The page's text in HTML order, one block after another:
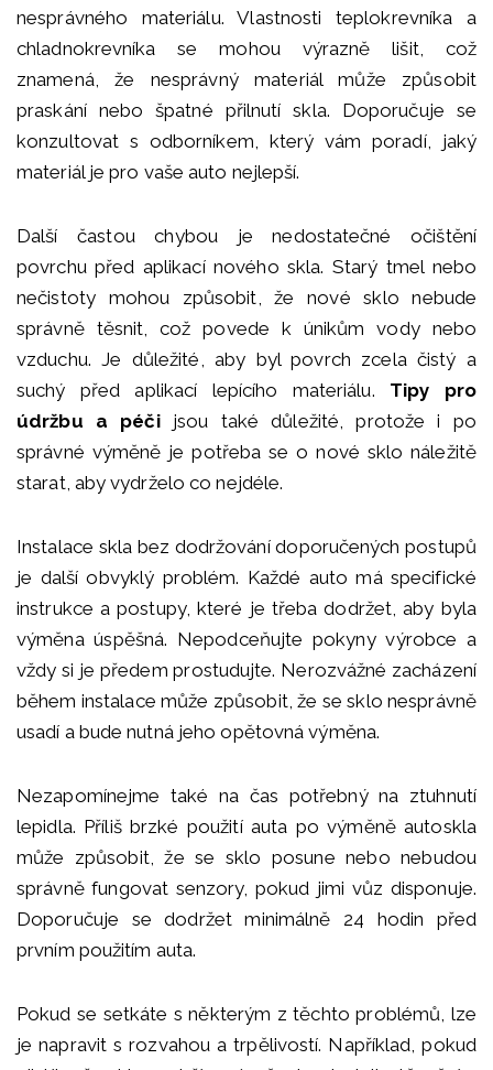
nesprávného materiálu. Vlastnosti teplokrevníka a
chladnokrevníka se mohou výrazně lišit, což
znamená, že nesprávný materiál může způsobit
praskání nebo špatné přilnutí skla. Doporučuje se
konzultovat s odborníkem, který vám poradí, jaký
materiál je pro vaše auto nejlepší.
Další častou chybou je nedostatečné očištění
povrchu před aplikací nového skla. Starý tmel nebo
nečistoty mohou způsobit, že nové sklo nebude
správně těsnit, což povede k únikům vody nebo
vzduchu. Je důležité, aby byl povrch zcela čistý a
suchý před aplikací lepícího materiálu. Tipy pro
údržbu a péčijsou také důležité, protože i po
správné výměně je potřeba se o nové sklo náležitě
starat, aby vydrželo co nejdéle.
Instalace skla bez dodržování doporučených postupů
je další obvyklý problém. Každé auto má specifické
instrukce a postupy, které je třeba dodržet, aby byla
výměna úspěšná. Nepodceňujte pokyny výrobce a
vždy si je předem prostudujte. Nerozvážné zacházení
během instalace může způsobit, že se sklo nesprávně
usadí a bude nutná jeho opětovná výměna.
Nezapomínejme také na čas potřebný na ztuhnutí
lepidla. Příliš brzké použití auta po výměně autoskla
může způsobit, že se sklo posune nebo nebudou
správně fungovat senzory, pokud jimi vůz disponuje.
Doporučuje se dodržet minimálně 24 hodin před
prvním použitím auta.
Pokud se setkáte s některým z těchto problémů, lze
je napravit s rozvahou a trpělivostí. Například, pokud